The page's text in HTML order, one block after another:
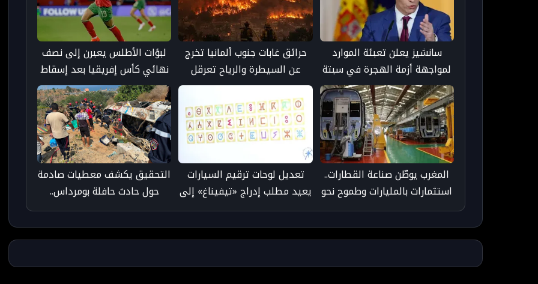
سانشيز يعلن تعبئة الموارد
لمواجهة أزمة الهجرة في سبتة
حرائق غابات جنوب ألمانيا تخرج
عن السيطرة والرياح تعرقل
جهود الإطفاء
لبؤات الأطلس يعبرن إلى نصف
نهائي كأس إفريقيا بعد إسقاط
جنوب إفريقيا بالرباط
المغرب يوطّن صناعة القطارات..
استثمارات بالمليارات وطموح نحو
التصدير
تعديل لوحات ترقيم السيارات
يعيد مطلب إدراج «تيفيناغ» إلى
الواجهة
التحقيق يكشف معطيات صادمة
حول حادث حافلة بومرداس..
السائق كان تحت تأثير المخدرات